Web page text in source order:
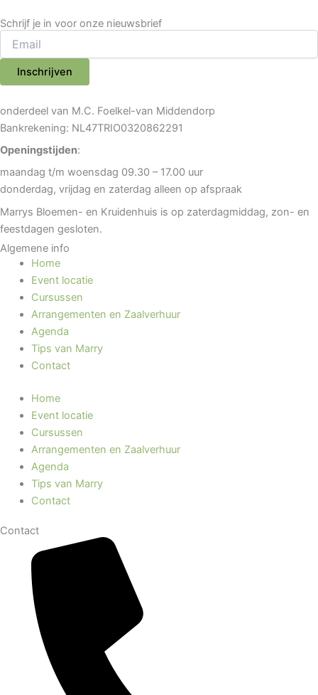
Schrijf je in voor onze nieuwsbrief
Inschrijven
onderdeel van M.C. Foelkel-van Middendorp
Bankrekening: NL47TRIO0320862291
Openingstijden:
maandag t/m woensdag 09.30 – 17.00 uur
donderdag, vrijdag en zaterdag alleen op afspraak
Marrys Bloemen- en Kruidenhuis is op zaterdagmiddag, zon- en
feestdagen gesloten.
Algemene info
Home
Event locatie
Cursussen
Arrangementen en Zaalverhuur
Agenda
Tips van Marry
Contact
Home
Event locatie
Cursussen
Arrangementen en Zaalverhuur
Agenda
Tips van Marry
Contact
Contact